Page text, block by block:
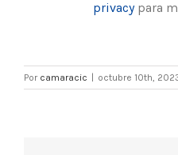
privacypara
Por camaracic octubre 10th,